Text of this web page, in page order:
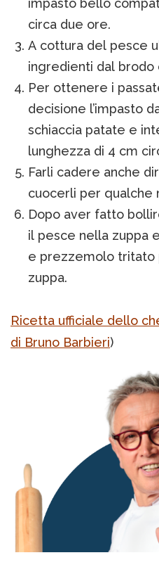
impasto bello
circa due ore.
A cottura del pesce
ingredienti dal brodo
Per ottenere i
decisione l’impasto
schiaccia patate e
lunghezza di 4 cm
Farli cadere anche
cuocerli per qualche
Dopo aver fatto
il pesce nella zuppa
e prezzemolo tritato
zuppa.
Ricetta ufficiale dello
di Bruno Barbieri)